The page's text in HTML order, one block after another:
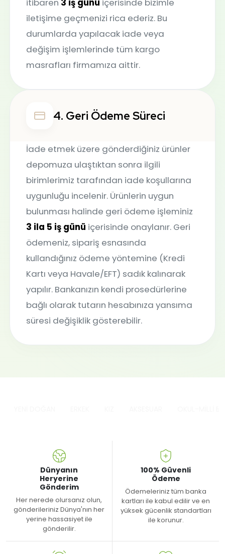
itibaren 3 iş günü içerisinde bizimle
iletişime geçmenizi rica ederiz. Bu
durumlarda yapılacak iade veya
değişim işlemlerinde tüm kargo
masrafları firmamıza aittir.
4. Geri Ödeme Süreci
İade etmek üzere gönderdiğiniz ürünler
depomuza ulaştıktan sonra ilgili
birimlerimiz tarafından iade koşullarına
uygunluğu incelenir. Ürünlerin uygun
bulunması halinde geri ödeme işleminiz
3 ila 5 iş günü içerisinde onaylanır. Geri
ödemeniz, sipariş esnasında
kullandığınız ödeme yöntemine (Kredi
Kartı veya Havale/EFT) sadık kalınarak
yapılır. Bankanızın kendi prosedürlerine
bağlı olarak tutarın hesabınıza yansıma
süresi değişiklik gösterebilir.
Dünyanın
Heryerine
Gönderim
Her nerede olursanız olun,
gönderileriniz Dünya'nın her
yerine hassasiyet ile
gönderilir.
100% Güvenli
Ödeme
Ödemeleriniz tüm banka
kartları ile kabul edilir ve en
yüksek gücenlik standartları
ile korunur.